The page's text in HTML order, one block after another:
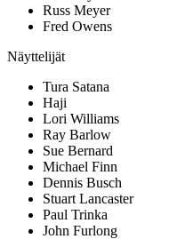
Russ Meyer
Fred Owens
Näyttelijät
Tura Satana
Haji
Lori Williams
Ray Barlow
Sue Bernard
Michael Finn
Dennis Busch
Stuart Lancaster
Paul Trinka
John Furlong